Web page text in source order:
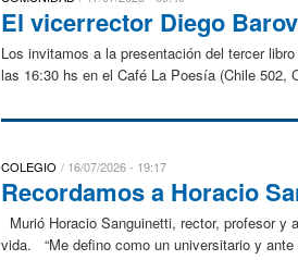
El vicerrector Diego
Los invitamos a la presentación del tercer
las 16:30 hs en el Café La Poesía (Chile 502,
COLEGIO 16/07/2026 - 19:17
Recordamos a Horacio
Murió Horacio Sanguinetti, rector, profesor
vida. “Me defino como un universitario y